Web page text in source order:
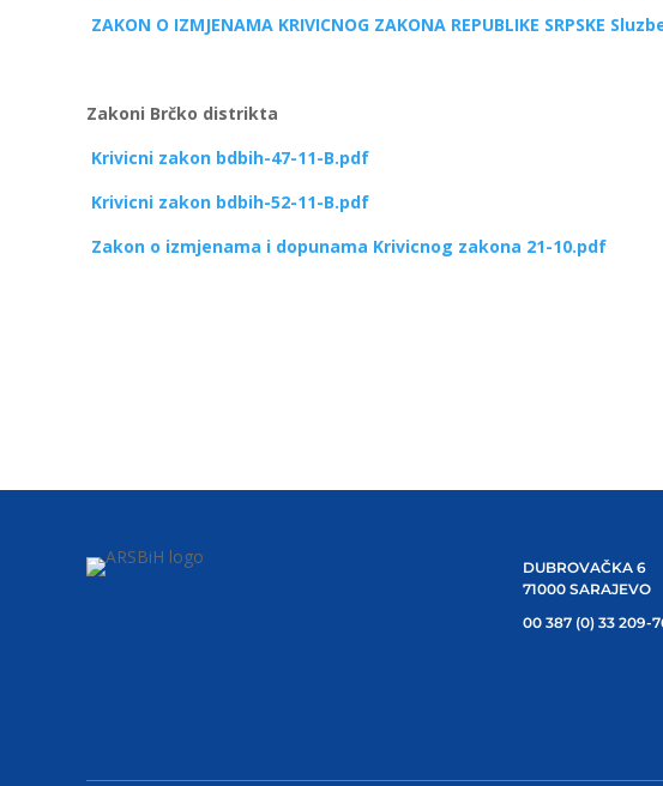
ZAKON O IZMJENAMA KRIVICNOG ZAKONA REPUBLIKE SRPSKE
Zakoni Brčko distrikta
Krivicni zakon bdbih-47-11-B.pdf
Krivicni zakon bdbih-52-11-B.pdf
Zakon o izmjenama i dopunama Krivicnog zakona 21-10.pdf
DUBROVAČKA 6
71000 SARAJEVO
00 387 (0) 33 209-